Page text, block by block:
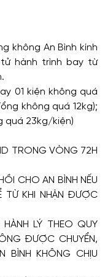
không An Bình kính
hành trình bay từ
01 kiện không quá
không quá 12kg);
quá 23kg/kiện)
TRONG VÒNG 72H
CHO AN BÌNH NẾU
TỪ KHI NHẬN ĐƯỢC
LÝ THEO QUY
ĐƯỢC CHUYỂN,
BÌNH KHÔNG CHỊU